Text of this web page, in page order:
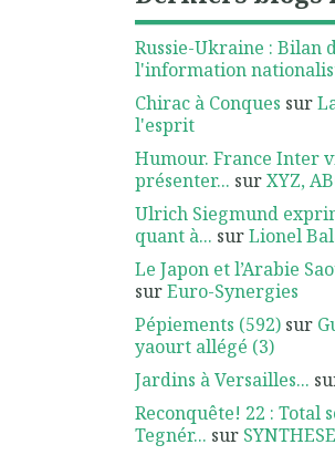
Russie-Ukraine : Bilan
l'information
Chirac à Conques sur
l'esprit
Humour. France Inter
présenter... surXYZ,
Ulrich Siegmund
quant à... surLionel
Le Japon et l’Arabie
surEuro-Synergies
Pépiements (592) sur
yaourt allégé (3)
Jardins à Versailles...
Reconquête! 22 : Total
Tegnér... sur